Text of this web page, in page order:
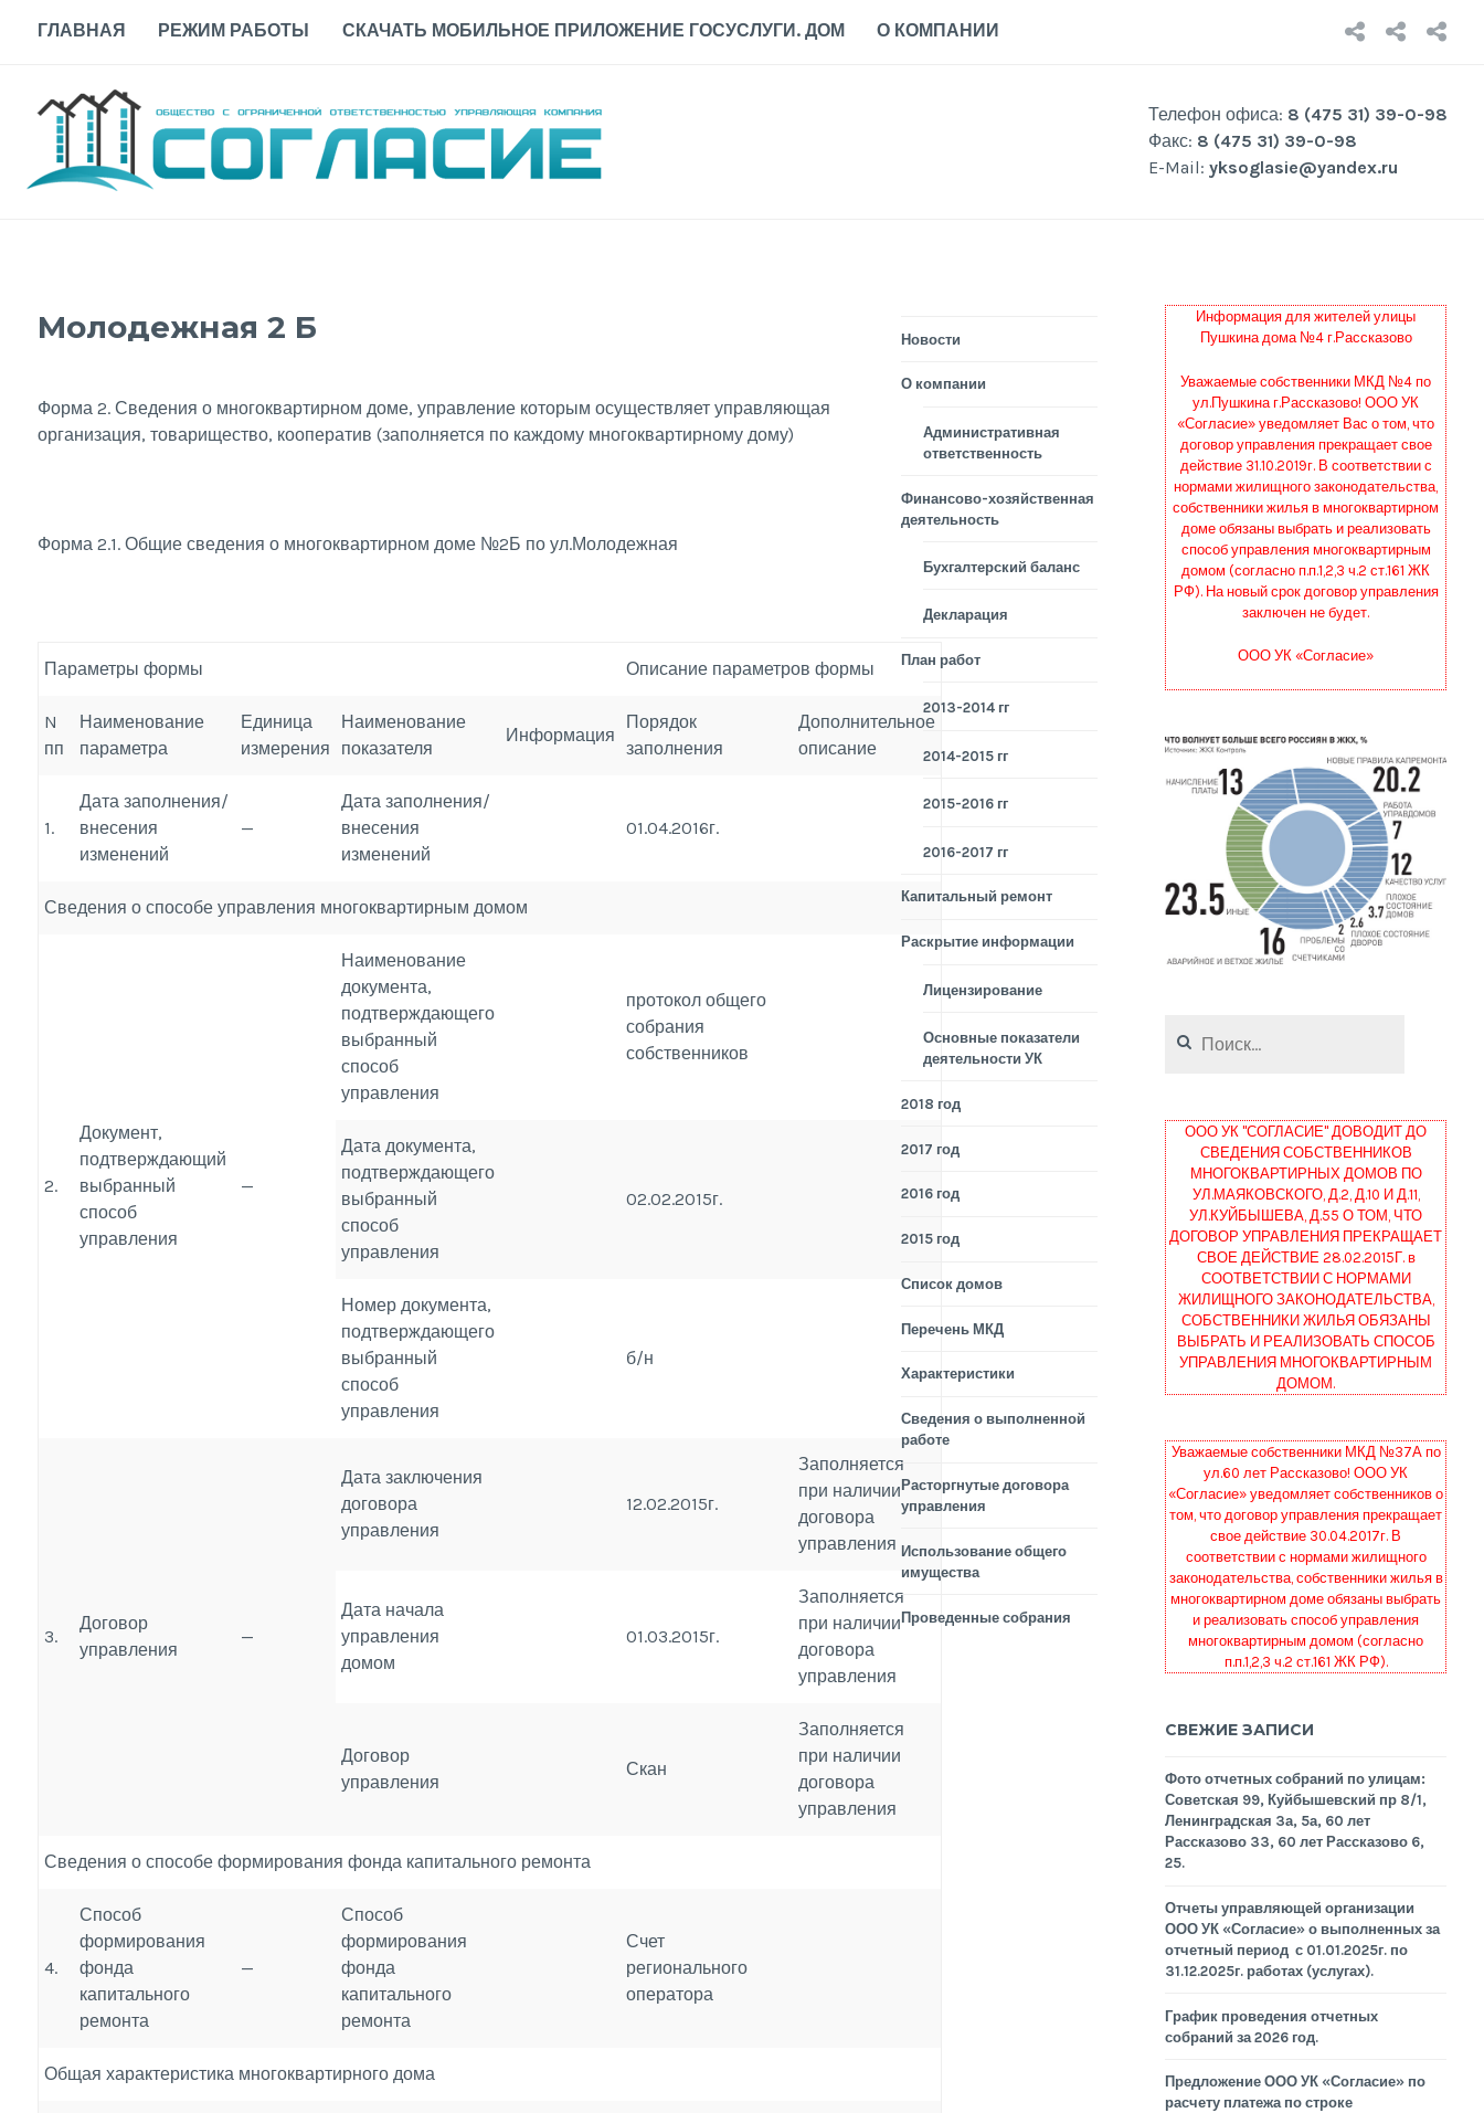
ГЛАВНАЯ РЕЖИМ РАБОТЫ СКАЧАТЬ МОБИЛЬНОЕ ПРИЛОЖЕНИЕ ГОСУСЛУГИ. ДОМ О КОМПАНИИ
О
Телефон офиса: 8 (475 31) 39-0-98
Факс: 8 (475 31) 39-0-98
E-Mail: yksoglasie@yandex.ru
Молодежная 2 Б
Форма 2. Сведения о многоквартирном доме, управление которым осуществляет управляющая
организация, товарищество, кооператив (заполняется по каждому многоквартирному дому)
Форма 2.1. Общие сведения о многоквартирном доме №2Б по ул.Молодежная
Параметры формы Описание параметров формы
N
пп
Наименование
параметра
Единица
измерения
Наименование
показателя
Информация
Порядок
заполнения
Дополнительное
описание
1.
Дата заполнения/
внесения
изменений
—
Дата заполнения/
внесения
изменений
01.04.2016г.
Сведения о способе управления многоквартирным домом
2.
Документ,
подтверждающий
выбранный
способ
управления
—
Наименование
документа,
подтверждающего
выбранный
способ
управления
протокол общего
собрания
собственников
Дата документа,
подтверждающего
выбранный
способ
управления
02.02.2015г.
Номер документа,
подтверждающего
выбранный
способ
управления
б/н
3.
Договор
управления
—
Дата заключения
договора
управления
12.02.2015г.
Заполняется
при наличии
договора
управления
Дата начала
управления
домом
01.03.2015г.
Заполняется
при наличии
договора
управления
Договор
управления
Скан
Заполняется
при наличии
договора
управления
Сведения о способе формирования фонда капитального ремонта
4.
Способ
формирования
фонда
капитального
ремонта
—
Способ
формирования
фонда
капитального
ремонта
Счет
регионального
оператора
Общая характеристика многоквартирного дома
Новости
О компании
Административная
ответственность
Финансово-хозяйственная
деятельность
Бухгалтерский баланс
Декларация
План работ
2013-2014 гг
2014-2015 гг
2015-2016 гг
2016-2017 гг
Капитальный ремонт
Раскрытие информации
Лицензирование
Основные показатели
деятельности УК
2018 год
2017 год
2016 год
2015 год
Список домов
Перечень МКД
Характеристики
Сведения о выполненной
работе
Расторгнутые договора
управления
Использование общего
имущества
Проведенные собрания
Информация для жителей улицы
Пушкина дома №4 г.Рассказово
Уважаемые собственники МКД №4 по
ул.Пушкина г.Рассказово! ООО УК
«Согласие» уведомляет Вас о том, что
договор управления прекращает свое
действие 31.10.2019г. В соответствии с
нормами жилищного законодательства,
собственники жилья в многоквартирном
доме обязаны выбрать и реализовать
способ управления многоквартирным
домом (согласно п.п.1,2,3 ч.2 ст.161 ЖК
РФ). На новый срок договор управления
заключен не будет.
ООО УК «Согласие»
ООО УК "СОГЛАСИЕ" ДОВОДИТ ДО
СВЕДЕНИЯ СОБСТВЕННИКОВ
МНОГОКВАРТИРНЫХ ДОМОВ ПО
УЛ.МАЯКОВСКОГО, Д.2, Д.10 И Д.11,
УЛ.КУЙБЫШЕВА, Д.55 О ТОМ, ЧТО
ДОГОВОР УПРАВЛЕНИЯ ПРЕКРАЩАЕТ
СВОЕ ДЕЙСТВИЕ 28.02.2015Г. в
СООТВЕТСТВИИ С НОРМАМИ
ЖИЛИЩНОГО ЗАКОНОДАТЕЛЬСТВА,
СОБСТВЕННИКИ ЖИЛЬЯ ОБЯЗАНЫ
ВЫБРАТЬ И РЕАЛИЗОВАТЬ СПОСОБ
УПРАВЛЕНИЯ МНОГОКВАРТИРНЫМ
ДОМОМ.
Уважаемые собственники МКД №37А по
ул.60 лет Рассказово! ООО УК
«Согласие» уведомляет собственников о
том, что договор управления прекращает
свое действие 30.04.2017г. В
соответствии с нормами жилищного
законодательства, собственники жилья в
многоквартирном доме обязаны выбрать
и реализовать способ управления
многоквартирным домом (согласно
п.п.1,2,3 ч.2 ст.161 ЖК РФ).
СВЕЖИЕ ЗАПИСИ
Фото отчетных собраний по улицам:
Советская 99, Куйбышевский пр 8/1,
Ленинградская 3а, 5а, 60 лет
Рассказово 33, 60 лет Рассказово 6,
25.
Отчеты управляющей организации
ООО УК «Согласие» о выполненных за
отчетный период с 01.01.2025г. по
31.12.2025г. работах (услугах).
График проведения отчетных
собраний за 2026 год.
Предложение ООО УК «Согласие» по
расчету платежа по строке